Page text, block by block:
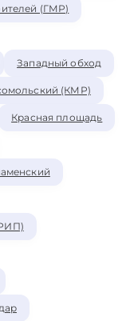
(ГМР)
Западный обход
(КМР)
Красная площадь